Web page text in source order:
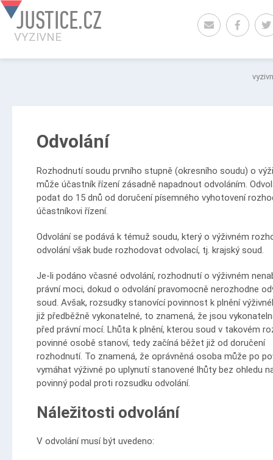
JUSTICE.CZ
VYZIVNE
Odvolání
Rozhodnutí soudu prvního stupně (okresního soudu) o
může účastník řízení zásadně napadnout odvoláním.
podat do 15 dnů od doručení písemného vyhotovení
účastníkovi řízení.
Odvolání se podává k témuž soudu, který o výživném
odvolání však bude rozhodovat odvolací, tj. krajský soud.
Je-li podáno včasné odvolání, rozhodnutí o výživném
právní moci, dokud o odvolání pravomocně nerozhodne
soud. Avšak, rozsudky stanovící povinnost k plnění
již předběžně vykonatelné, to znamená, že jsou
před právní mocí. Lhůta k plnění, kterou soud v takovém
povinné osobě stanoví, tedy začíná běžet již od doručení
rozhodnutí. To znamená, že oprávněná osoba může po
vymáhat výživné po uplynutí stanovené lhůty bez ohledu
povinný podal proti rozsudku odvolání.
Náležitosti odvolání
V odvolání musí být uvedeno: